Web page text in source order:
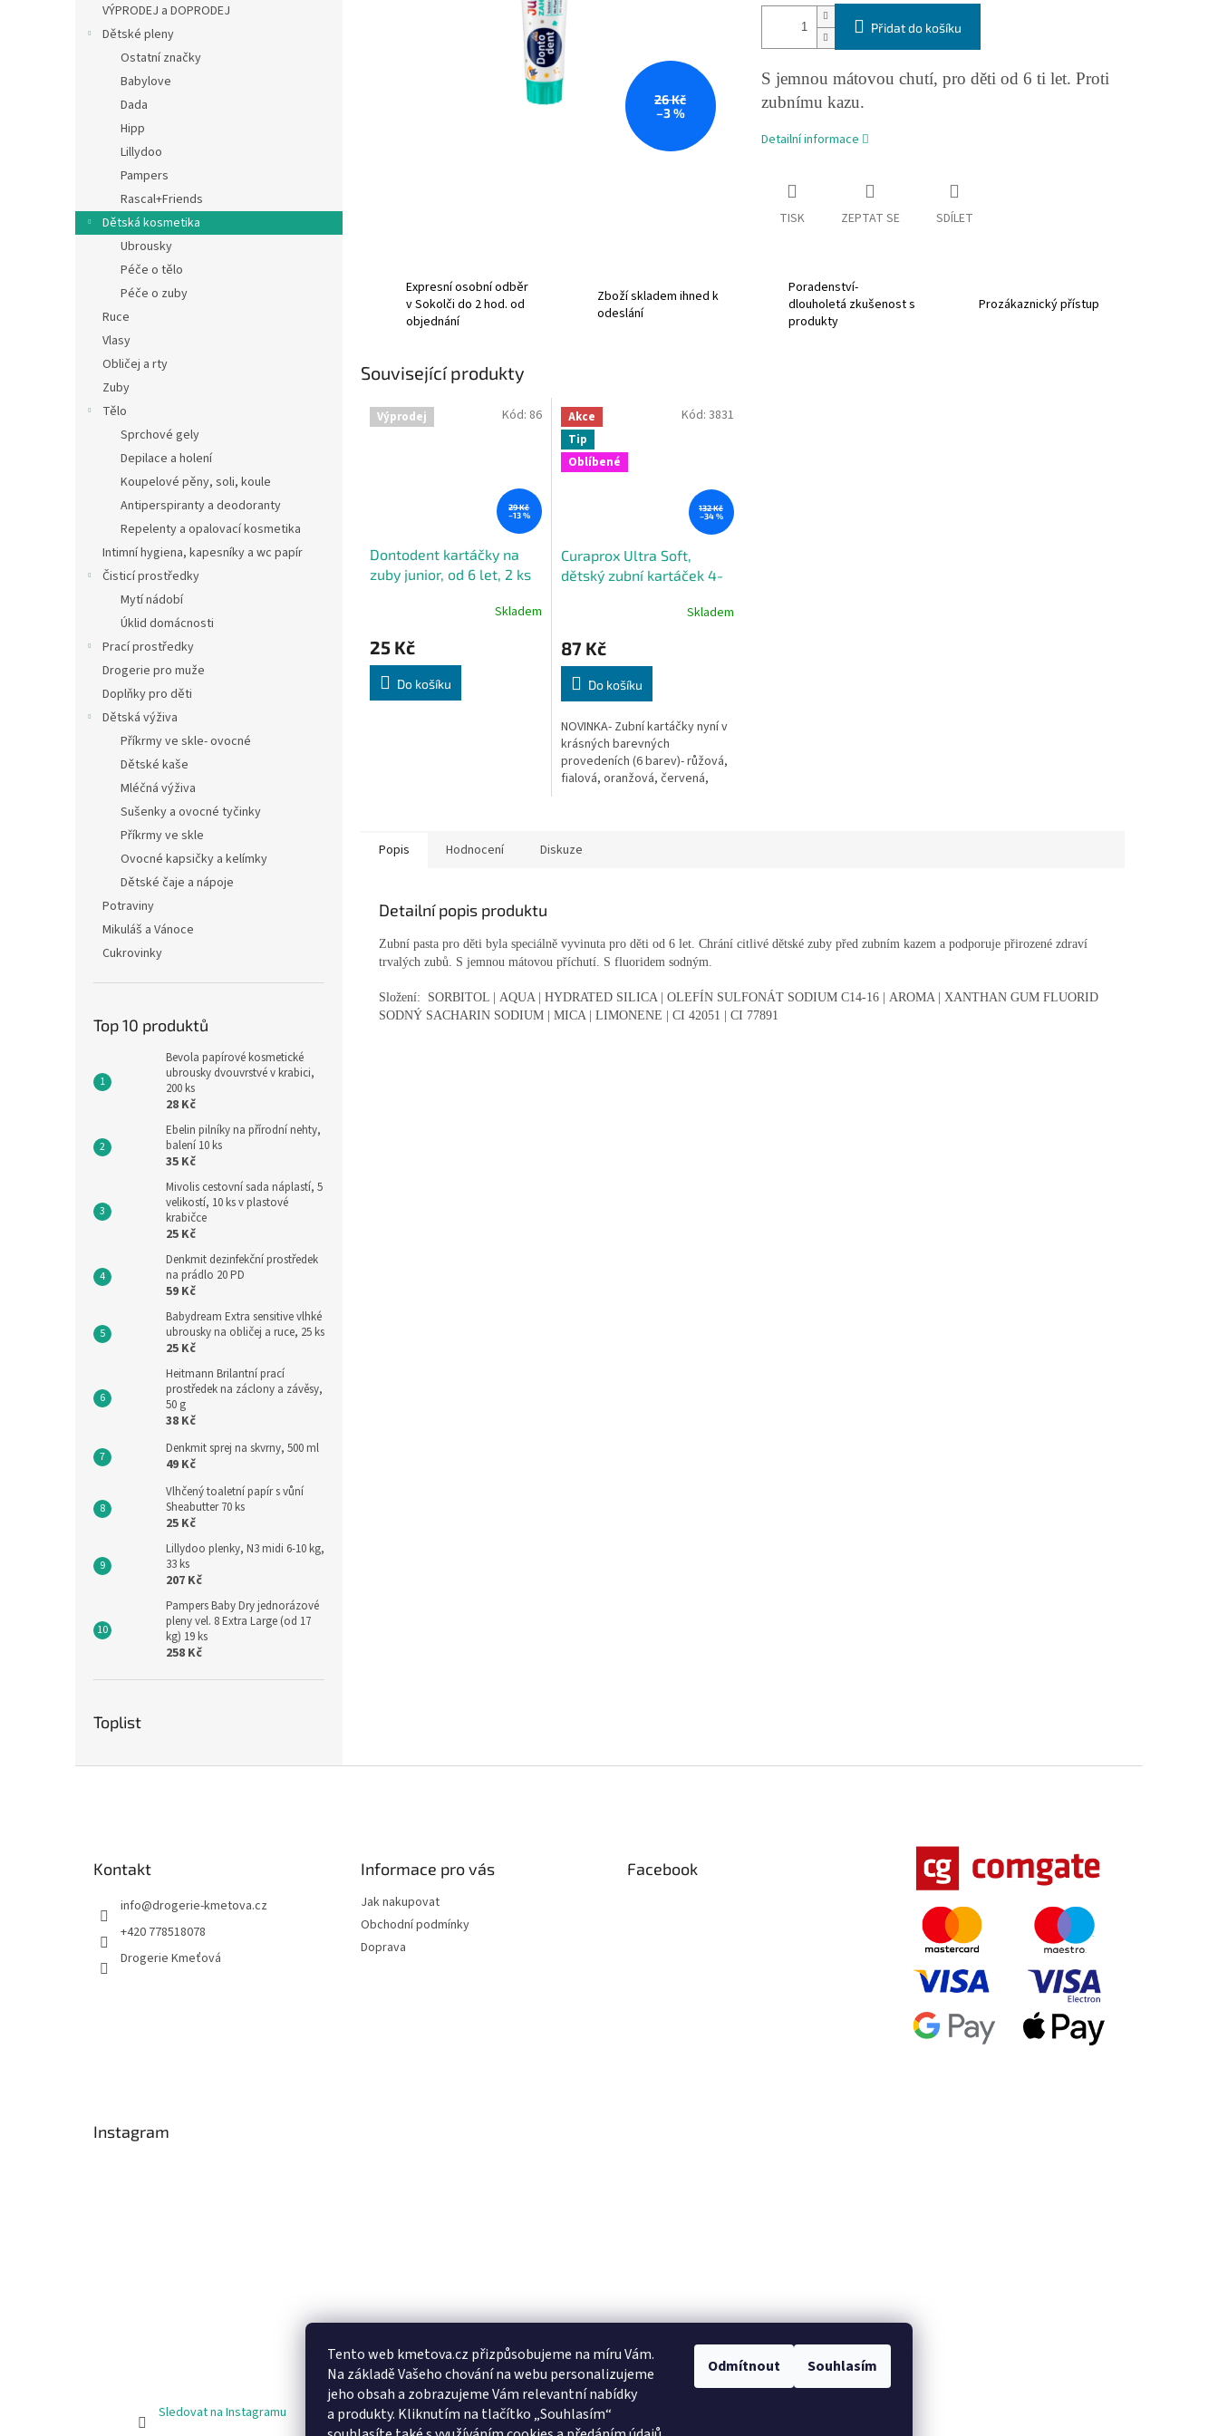
Tento web kmetova.cz přizpůsobujeme na míru Vám.
Na základě Vašeho chování na webu personalizujeme
jeho obsah a zobrazujeme Vám relevantní nabídky
a produkty. Kliknutím na tlačítko „Souhlasím“
Odmítnout Souhlasím
VÝPRODEJ a DOPRODEJ
Dětské pleny
Ostatní značky
Babylove
Dada
Hipp
Lillydoo
Pampers
Rascal+Friends
Dětská kosmetika
Ubrousky
Péče o tělo
Péče o zuby
Ruce
Vlasy
Obličej a rty
Zuby
Tělo
Sprchové gely
Depilace a holení
Koupelové pěny, soli, koule
Antiperspiranty a deodoranty
Repelenty a opalovací kosmetika
Intimní hygiena, kapesníky a wc papír
Čisticí prostředky
Mytí nádobí
Úklid domácnosti
Prací prostředky
Drogerie pro muže
Doplňky pro děti
Dětská výživa
Příkrmy ve skle- ovocné
Dětské kaše
Mléčná výživa
Sušenky a ovocné tyčinky
Příkrmy ve skle
Ovocné kapsičky a kelímky
Dětské čaje a nápoje
Potraviny
Mikuláš a Vánoce
Cukrovinky
Top 10 produktů
Bevola papírové kosmetické
ubrousky dvouvrstvé v krabici,
200 ks
28 Kč
Ebelin pilníky na přírodní nehty,
balení 10 ks
35 Kč
Mivolis cestovní sada náplastí, 5
velikostí, 10 ks v plastové
krabičce
25 Kč
Denkmit dezinfekční prostředek
na prádlo 20 PD
59 Kč
Babydream Extra sensitive vlhké
ubrousky na obličej a ruce, 25 ks
25 Kč
Heitmann Brilantní prací
prostředek na záclony a závěsy,
50 g
38 Kč
Denkmit sprej na skvrny, 500 ml
49 Kč
Vlhčený toaletní papír s vůní
Sheabutter 70 ks
25 Kč
Lillydoo plenky, N3 midi 6-10 kg,
33 ks
207 Kč
Pampers Baby Dry jednorázové
pleny vel. 8 Extra Large (od 17
kg) 19 ks
258 Kč
Toplist
26 Kč
–3 %
Přidat do košíku
S jemnou mátovou chutí, pro děti od 6 ti let. Proti
zubnímu kazu.
Detailní informace
TISK ZEPTAT SE SDÍLET
Expresní osobní odběr
v Sokolči do 2 hod. od
objednání
Zboží skladem ihned k
odeslání
Poradenství-
dlouholetá zkušenost s
produkty
Prozákaznický přístup
Související produkty
Výprodej
29 Kč
–13 %
Dontodent kartáčky na
zuby junior, od 6 let, 2 ks
Skladem
25 Kč
Do košíku
Kód: 86
Akce
Tip
Oblíbené
132 Kč
–34 %
Curaprox Ultra Soft,
dětský zubní kartáček 4-
Skladem
87 Kč
Do košíku
NOVINKA- Zubní kartáčky nyní v
krásných barevných
provedeních (6 barev)- růžová,
fialová, oranžová, červená,
Kód: 3831
Popis Hodnocení Diskuze
Detailní popis produktu
Zubní pasta pro děti byla speciálně vyvinuta pro děti od 6 let. Chrání citlivé dětské zuby před zubním kazem a podporuje přirozené zdraví
trvalých zubů. S jemnou mátovou příchutí. S fluoridem sodným.
Složení: SORBITOL | AQUA | HYDRATED SILICA | OLEFÍN SULFONÁT SODIUM C14-16 | AROMA | XANTHAN GUM FLUORID
SODNÝ SACHARIN SODIUM | MICA | LIMONENE | CI 42051 | CI 77891
Kontakt
info@drogerie-kmetova.cz
+420 778518078
Drogerie Kmeťová
Informace pro vás
Jak nakupovat
Obchodní podmínky
Doprava
Facebook
Instagram
Sledovat na Instagramu